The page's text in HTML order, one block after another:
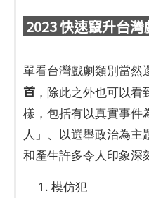
2023 快速竄升台
單看台灣戲劇類別當然
首 ，除此之外也可以
樣，包括有以真實事件
人」、以選舉政治為主
和產生許多令人印象深
模仿犯